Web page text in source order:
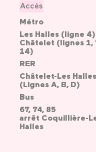
Accès
Métro
Les Halles (ligne 4)
Châtelet (lignes 1,
14)
RER
Châtelet-Les Halles
(Lignes A, B, D)
Bus
67, 74, 85
arrêt Coquillière-
Halles